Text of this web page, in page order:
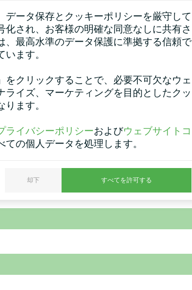
ズ
洗車
スプリットヒートポンプ マイコンドヘビシ
データ保存とクッキーポリシーを厳守して
化され、お客様の明確な同意なしに共有さ
、最高水準のデータ保護に準拠する信頼で
ます。
をクリックすることで、必要不可欠なウェ
ライズ、マーケティングを目的としたクッ
ます。
ライバシーポリシーおよびウェブサイトコ
ての個人データを処理します。
却下 すべてを許可する